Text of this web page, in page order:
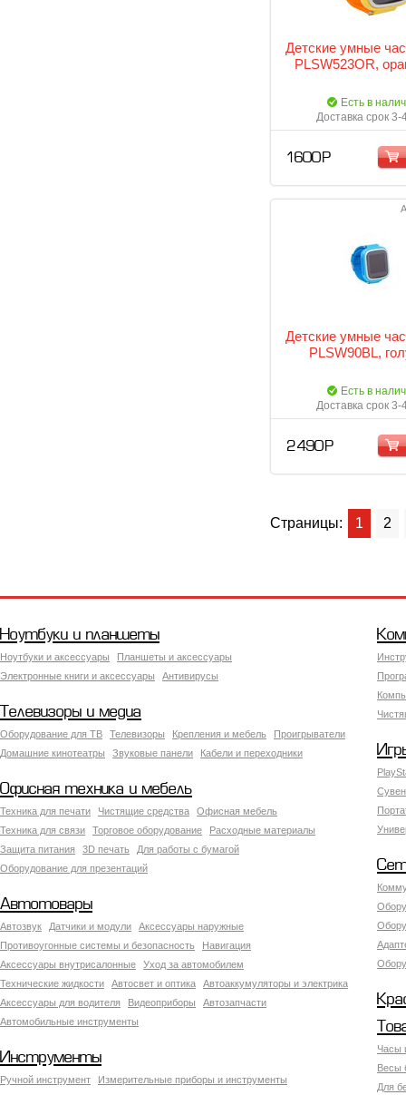
Детские умные
PLSW523OR,
Есть в
Доставка срок 3-
1 600 Р
Детские умные
PLSW90BL,
Есть в
Доставка срок 3-
2 490 Р
Страницы: 1 2
Ноутбуки и планшеты
Ноутбуки и аксессуары
Планшеты и аксессуары
Электронные книги и аксессуары
Антивирусы
Телевизоры и медиа
Оборудование для ТВ Телевизоры Крепления и мебель
Проигрыватели
Домашние кинотеатры
Звуковые панели Кабели и переходники
Офисная техника и мебель
Техника для печати Чистящие средства
Офисная мебель
Техника для связи
Торговое оборудование
Расходные материалы
Защита питания
3D печать
Для работы с бумагой
Оборудование для презентаций
Автотовары
Автозвук Датчики и модули
Аксессуары наружные
Противоугонные системы и безопасность
Навигация
Аксесcуары внутрисалонные
Уход за автомобилем
Технические жидкости
Автосвет и оптика
Автоаккумуляторы и электрика
Аксессуары для водителя
Видеоприборы
Автозапчасти
Автомобильные инструменты
Часы
Весы
Для
Инструменты
Ручной инструмент
Измерительные приборы и инструменты